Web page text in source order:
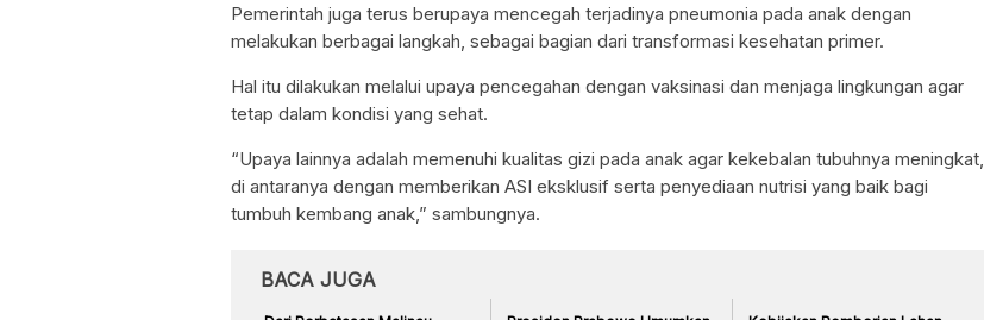
Pemerintah juga terus berupaya mencegah terjadinya pneumonia pada anak dengan
melakukan berbagai langkah, sebagai bagian dari transformasi kesehatan primer.
Hal itu dilakukan melalui upaya pencegahan dengan vaksinasi dan menjaga lingkungan agar
tetap dalam kondisi yang sehat.
“Upaya lainnya adalah memenuhi kualitas gizi pada anak agar kekebalan tubuhnya meningkat,
di antaranya dengan memberikan ASI eksklusif serta penyediaan nutrisi yang baik bagi
tumbuh kembang anak,” sambungnya.
BACA JUGA